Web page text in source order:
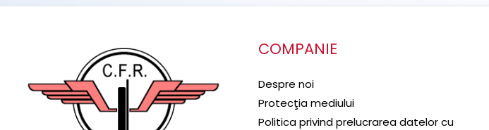
COMPANIE
Despre noi
Protecţia mediului
Politica privind prelucrarea datelor cu